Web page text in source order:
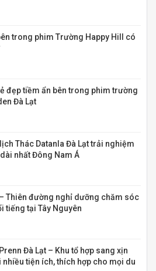
trong phim Trường Happy Hill có
đẹp tiềm ẩn bên trong phim trường
Đà Lạt
Thác Datanla Đà Lạt trải nghiệm
nhất Đông Nam Á
Thiên đường nghỉ dưỡng chăm sóc
tiếng tại Tây Nguyên
Đà Lạt – Khu tổ hợp sang xịn
nhiều tiện ích, thích hợp cho mọi du